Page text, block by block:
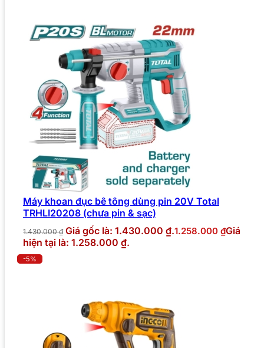
Máy khoan đục bê tông dùng pin 20V Total
TRHLI20208 (chưa pin & sạc)
1.430.000₫ Giá gốc là: 1.430.000 ₫.1.258.000 ₫Giá
hiện tại là: 1.258.000 ₫.
-5%